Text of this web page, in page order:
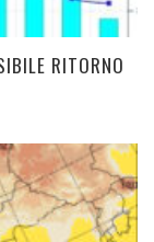
RITORNO